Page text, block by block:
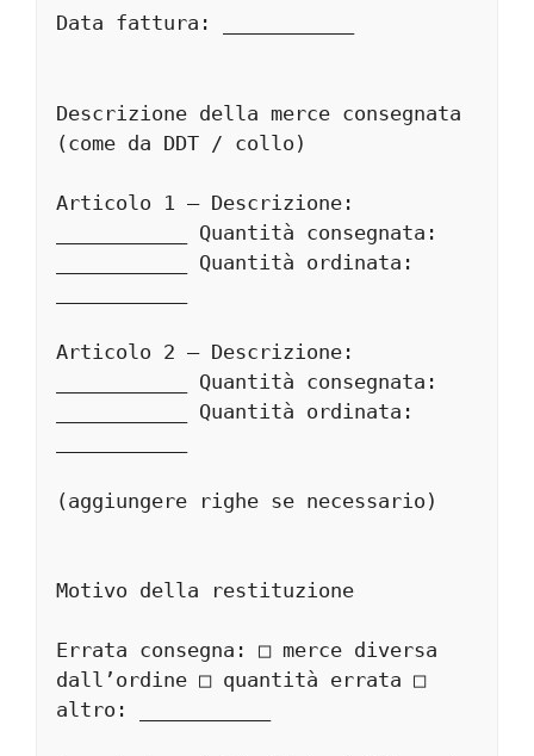
Data fattura: ___________
Descrizione della merce consegnata
(come da DDT / collo)
Articolo 1 – Descrizione:
___________ Quantità consegnata:
___________ Quantità ordinata:
Articolo 2 – Descrizione:
___________ Quantità consegnata:
___________ Quantità ordinata:
(aggiungere righe se necessario)
Motivo della restituzione
Errata consegna: □ merce diversa
dall’ordine □ quantità errata □
altro: ___________